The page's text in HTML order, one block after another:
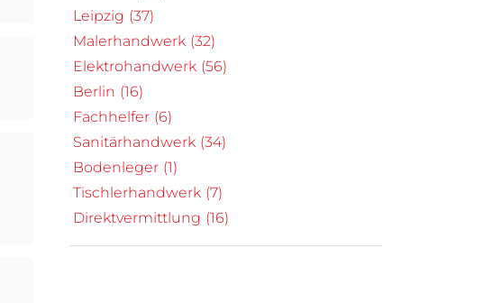
Leipzig (37)
Malerhandwerk (32)
Elektrohandwerk (56)
Berlin (16)
Fachhelfer (6)
Sanitärhandwerk (34)
Bodenleger (1)
Tischlerhandwerk (7)
Direktvermittlung (16)